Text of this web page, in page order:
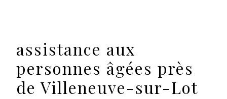
assistance aux
personnes âgées près
de Villeneuve-sur-Lot